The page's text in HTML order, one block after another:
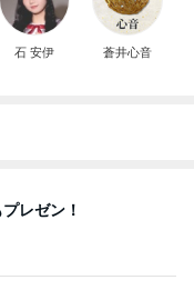
石 安伊 蒼井心音
レゼン！